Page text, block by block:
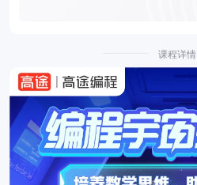
课程详情